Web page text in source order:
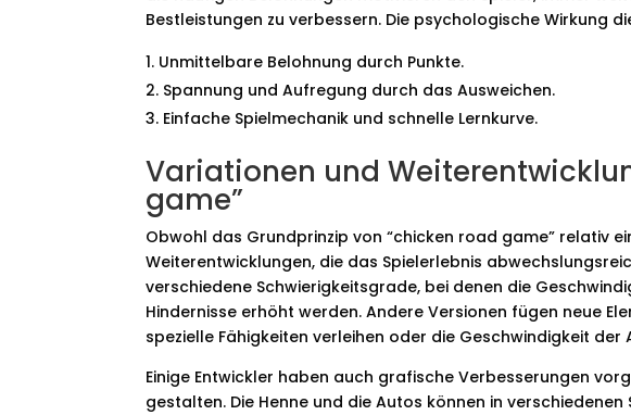
Bestleistungen zu verbessern. Die psychologische Wirkung
Unmittelbare Belohnung durch Punkte.
Spannung und Aufregung durch das Ausweichen.
Einfache Spielmechanik und schnelle Lernkurve.
Variationen und
game”
Obwohl das Grundprinzip von “chicken road game” relativ
Weiterentwicklungen, die das Spielerlebnis
verschiedene Schwierigkeitsgrade, bei denen die
Hindernisse erhöht werden. Andere Versionen fügen neue
spezielle Fähigkeiten verleihen oder die Geschwindigkeit der
Einige Entwickler haben auch grafische Verbesserungen
gestalten. Die Henne und die Autos können in